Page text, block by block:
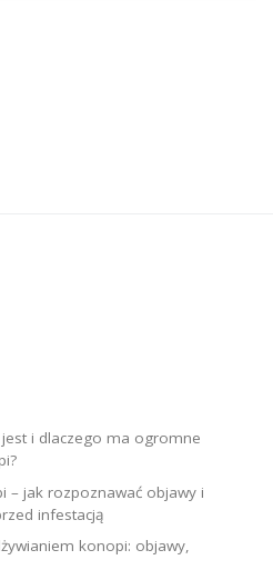
i dlaczego ma ogromne
– jak rozpoznawać objawy i
infestacją
konopi: objawy,